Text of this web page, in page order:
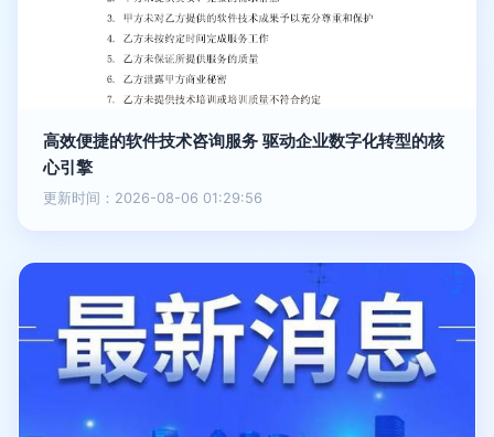
高效便捷的软件技术咨询服务 驱动企业数字化转型的核
心引擎
更新时间：2026-08-06 01:29:56